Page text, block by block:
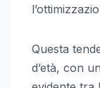
Questa
d’età, con